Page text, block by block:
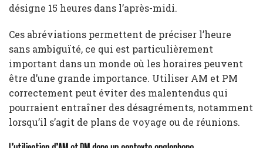
désigne 15 heures dans l’après-midi.
Ces abréviations permettent de préciser l’heure
sans ambiguïté, ce qui est particulièrement
important dans un monde où les horaires peuvent
être d’une grande importance. Utiliser AM et PM
correctement peut éviter des malentendus qui
pourraient entraîner des désagréments, notamment
lorsqu’il s’agit de plans de voyage ou de réunions.